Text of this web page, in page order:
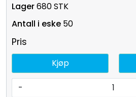
680 STK
50
Pris
-
Kjøp